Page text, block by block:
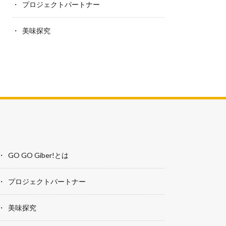
プロジェクトパートナー
美味探究
GO GO Giber!とは
プロジェクトパートナー
美味探究